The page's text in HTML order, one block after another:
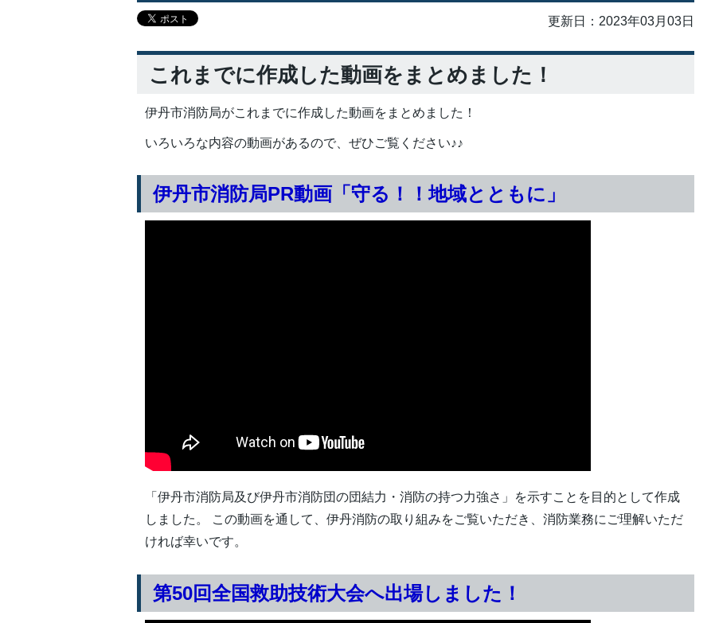
更新日：2023年03月03日
これまでに作成した動画をまとめました！
伊丹市消防局がこれまでに作成した動画をまとめました！
いろいろな内容の動画があるので、ぜひご覧ください♪♪
伊丹市消防局PR動画「守る！！地域とともに」
「伊丹市消防局及び伊丹市消防団の団結力・消防の持つ力強さ」を示すことを目的として作成
しました。 この動画を通して、伊丹消防の取り組みをご覧いただき、消防業務にご理解いただ
ければ幸いです。
第50回全国救助技術大会へ出場しました！